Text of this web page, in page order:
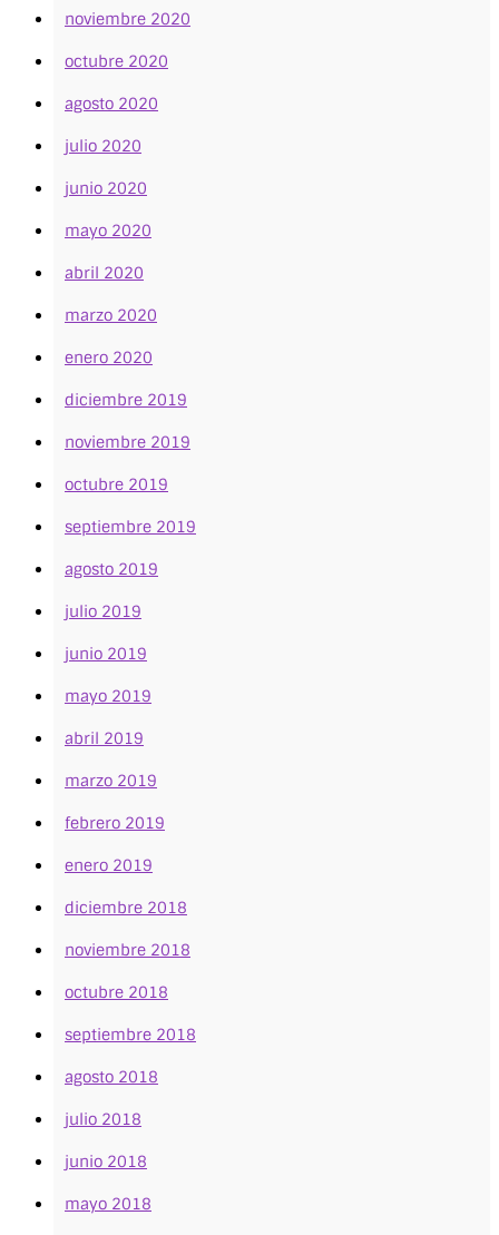
noviembre 2020
octubre 2020
agosto 2020
julio 2020
junio 2020
mayo 2020
abril 2020
marzo 2020
enero 2020
diciembre 2019
noviembre 2019
octubre 2019
septiembre 2019
agosto 2019
julio 2019
junio 2019
mayo 2019
abril 2019
marzo 2019
febrero 2019
enero 2019
diciembre 2018
noviembre 2018
octubre 2018
septiembre 2018
agosto 2018
julio 2018
junio 2018
mayo 2018